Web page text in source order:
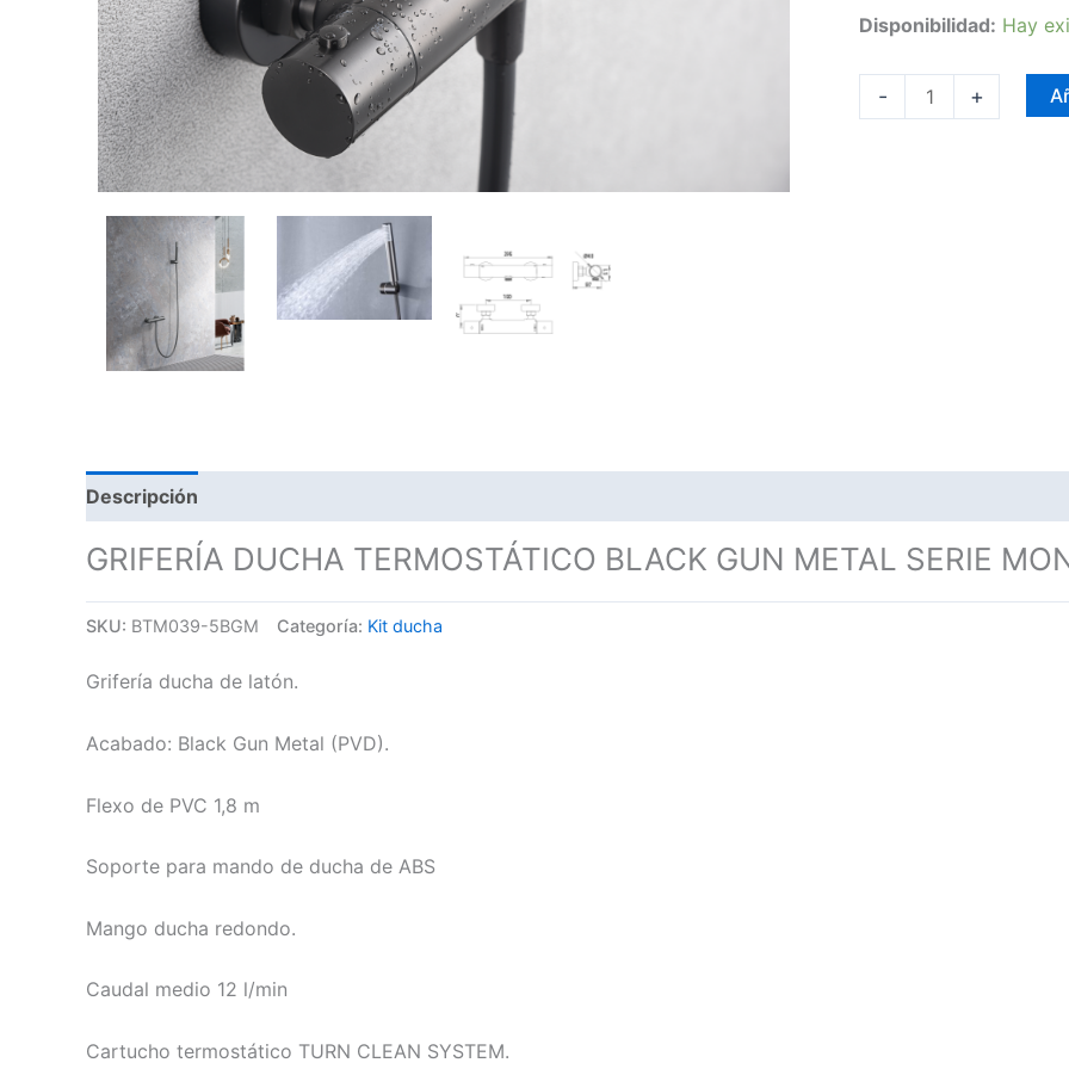
Disponibilidad: Hay
- +
Descripción
GRIFERÍA DUCHA TERMOSTÁTICO BLACK GUN METAL SERIE
SKU: BTM039-5BGM Categoría: Kit ducha
Grifería ducha de latón.
Acabado: Black Gun Metal (PVD).
Flexo de PVC 1,8 m
Soporte para mando de ducha de ABS
Mango ducha redondo.
Caudal medio 12 l/min
Cartucho termostático TURN CLEAN SYSTEM.